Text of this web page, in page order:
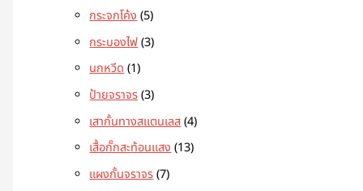
กระจกโค้ง 5
กระบองไฟ 3
นกหวีด 1
ป้ายจราจร 3
เสากั้นทางสแตนเลส 4
เสื้อกั๊กสะท้อนแสง 13
แผงกั้นจราจร 7